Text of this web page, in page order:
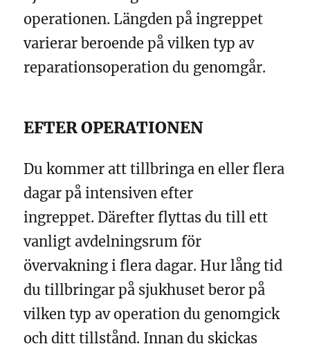
operationen. Längden på ingreppet
varierar beroende på vilken typ av
reparationsoperation du genomgår.
EFTER OPERATIONEN
Du kommer att tillbringa en eller flera
dagar på intensiven efter
ingreppet. Därefter flyttas du till ett
vanligt avdelningsrum för
övervakning i flera dagar. Hur lång tid
du tillbringar på sjukhuset beror på
vilken typ av operation du genomgick
och ditt tillstånd. Innan du skickas